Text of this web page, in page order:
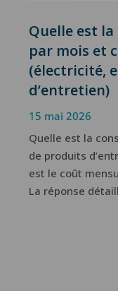
Quelle est
par mois et
(électricité,
d’entretien)
15 mai 2026
Quelle est la
de produits
est le coût
La réponse